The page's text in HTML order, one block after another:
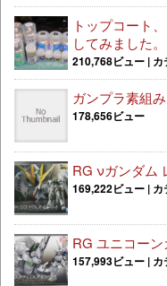
トップコート
してみました。
210,768ビュー | カ
ガンプラ素組
178,656ビュー
RG νガンダム
169,222ビュー | カ
RG ユニコー
157,993ビュー | カ